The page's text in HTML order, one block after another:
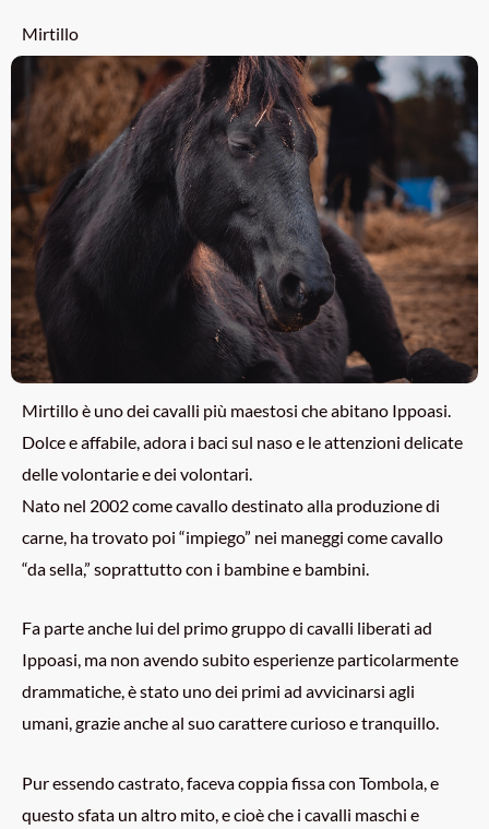
Mirtillo
Mirtillo è uno dei cavalli più maestosi che abitano Ippoasi.
Dolce e affabile, adora i baci sul naso e le attenzioni delicate
delle volontarie e dei volontari.
Nato nel 2002 come cavallo destinato alla produzione di
carne, ha trovato poi “impiego” nei maneggi come cavallo
“da sella,” soprattutto con i bambine e bambini.
Fa parte anche lui del primo gruppo di cavalli liberati ad
Ippoasi, ma non avendo subito esperienze particolarmente
drammatiche, è stato uno dei primi ad avvicinarsi agli
umani, grazie anche al suo carattere curioso e tranquillo.
Pur essendo castrato, faceva coppia fissa con Tombola, e
questo sfata un altro mito, e cioè che i cavalli maschi e